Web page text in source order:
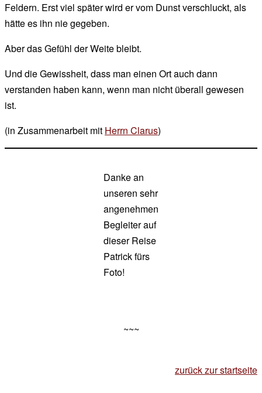
Feldern. Erst viel später wird er vom Dunst verschluckt, als
hätte es ihn nie gegeben.
Aber das Gefühl der Weite bleibt.
Und die Gewissheit, dass man einen Ort auch dann
verstanden haben kann, wenn man nicht überall gewesen
ist.
(in Zusammenarbeit mit Herrn Clarus)
Danke an
unseren sehr
angenehmen
Begleiter auf
dieser Reise
Patrick fürs
Foto!
~~~
zurück zur startseite